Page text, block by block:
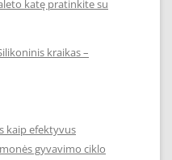
katę pratinkite su
kraikas –
kaip efektyvus
gyvavimo ciklo